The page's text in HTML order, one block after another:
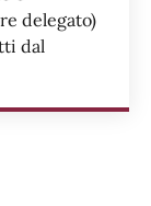
delegato)
dal